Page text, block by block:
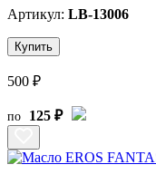
Артикул: LB-13006
Купить
500 ₽
по 125 ₽